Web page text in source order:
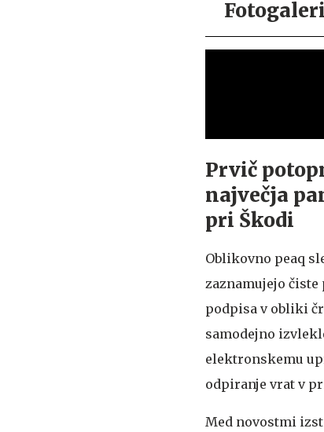
Prvič
največja
pri Škodi
Oblikovno peaq
zaznamujejo
podpisa v obliki
samodejno
elektronskemu
odpiranje vrat v
Med novostmi